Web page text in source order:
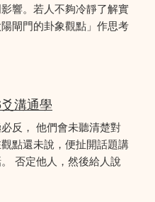
響。若人不夠冷靜了解實
閘門的卦象觀點」作思考
溝通學
反， 他們會未聽清楚對
點還未說，便扯開話題講
否定他人，然後給人說